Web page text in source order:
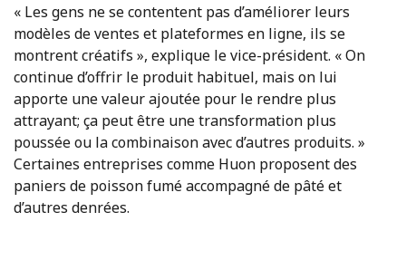
« Les gens ne se contentent pas d’améliorer leurs
modèles de ventes et plateformes en ligne, ils se
montrent créatifs », explique le vice-président. « On
continue d’offrir le produit habituel, mais on lui
apporte une valeur ajoutée pour le rendre plus
attrayant; ça peut être une transformation plus
poussée ou la combinaison avec d’autres produits. »
Certaines entreprises comme Huon proposent des
paniers de poisson fumé accompagné de pâté et
d’autres denrées.